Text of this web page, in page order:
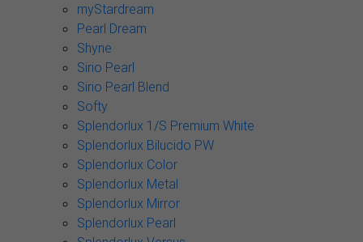
myStardream
Pearl Dream
Shyne
Sirio Pearl
Sirio Pearl Blend
Softy
Splendorlux 1/S Premium White
Splendorlux Bilucido PW
Splendorlux Color
Splendorlux Metal
Splendorlux Mirror
Splendorlux Pearl